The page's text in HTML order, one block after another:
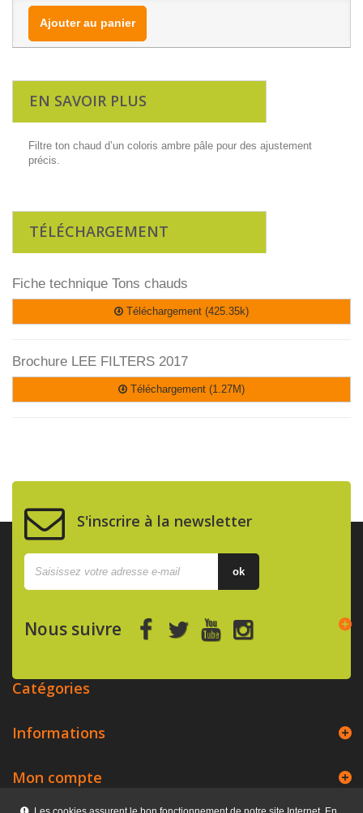
Ajouter au panier
EN SAVOIR PLUS
Filtre ton chaud d’un coloris ambre pâle pour des ajustement
précis.
TÉLÉCHARGEMENT
Fiche technique Tons chauds
Téléchargement (425.35k)
Brochure LEE FILTERS 2017
Téléchargement (1.27M)
S'inscrire à la newsletter
ok
Nous suivre
Catégories
Informations
Mon compte